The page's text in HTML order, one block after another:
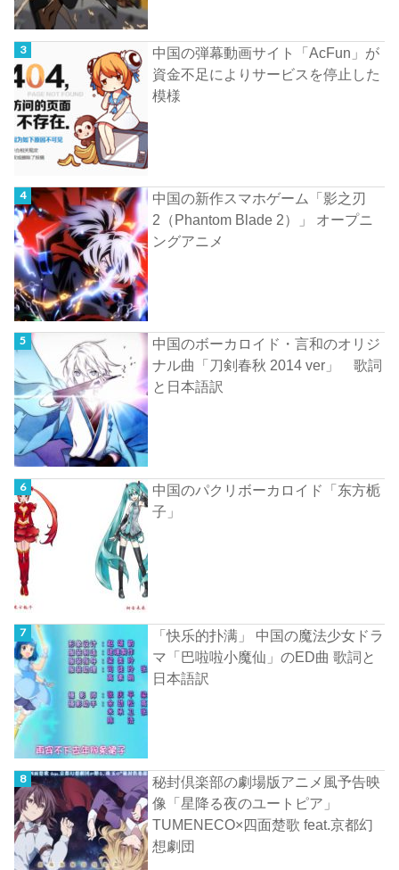
中国の弾幕動画サイト「AcFun」が
資金不足によりサービスを停止した
模様
中国の新作スマホゲーム「影之刃
2（Phantom Blade 2）」 オープニ
ングアニメ
中国のボーカロイド・言和のオリジ
ナル曲「刀剣春秋 2014 ver」 歌詞
と日本語訳
中国のパクリボーカロイド「东方栀
子」
「快乐的扑满」 中国の魔法少女ドラ
マ「巴啦啦小魔仙」のED曲 歌詞と
日本語訳
秘封倶楽部の劇場版アニメ風予告映
像「星降る夜のユートピア」
TUMENECO×四面楚歌 feat.京都幻
想劇団